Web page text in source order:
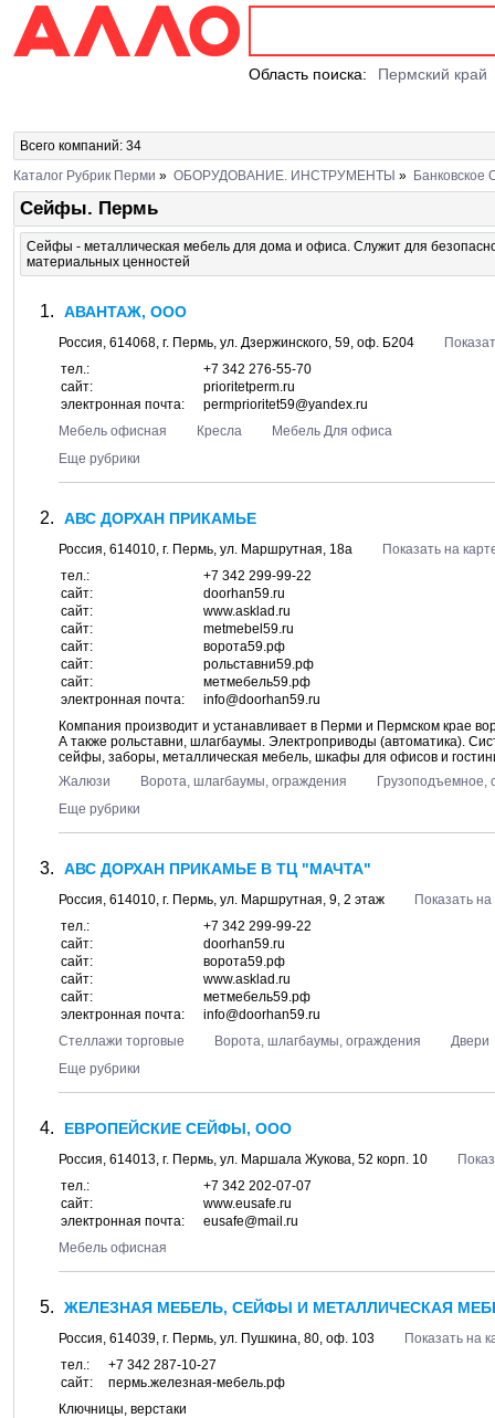
Область поиска: Пермский край
Всего компаний: 34
Каталог Рубрик Перми » ОБОРУДОВАНИЕ. ИНСТРУМЕНТЫ » Банковское
Сейфы. Пермь
Сейфы - металлическая мебель для дома и офиса. Служит для
материальных ценностей
АВАНТАЖ, ООО
Россия, 614068, г. Пермь, ул. Дзержинского, 59, оф. Б204
тел.:
+7 342 276-55-70
сайт:
prioritetperm.ru
электронная почта:
permprioritet59@yandex.ru
Мебель офисная
Кресла
Мебель Для офиса
Еще рубрики
АВС ДОРХАН ПРИКАМЬЕ
Россия, 614010, г. Пермь, ул. Маршрутная, 18а
Показать на
тел.:
+7 342 299-99-22
сайт:
doorhan59.ru
сайт:
www.asklad.ru
сайт:
metmebel59.ru
сайт:
ворота59.рф
сайт:
рольставни59.рф
сайт:
метмебель59.рф
электронная почта:
info@doorhan59.ru
Компания производит и устанавливает в Перми и Пермском крае
А также рольставни, шлагбаумы. Электроприводы (автоматика).
сейфы, заборы, металлическая мебель, шкафы для офисов и
Жалюзи
Ворота, шлагбаумы, ограждения
Грузоподъемное,
Еще рубрики
АВС ДОРХАН ПРИКАМЬЕ В ТЦ "МАЧТА"
Россия, 614010, г. Пермь, ул. Маршрутная, 9, 2 этаж
Показать на
тел.:
+7 342 299-99-22
сайт:
doorhan59.ru
сайт:
ворота59.рф
сайт:
www.asklad.ru
сайт:
метмебель59.рф
электронная почта:
info@doorhan59.ru
Стеллажи торговые
Ворота, шлагбаумы, ограждения
Двери
Еще рубрики
ЕВРОПЕЙСКИЕ СЕЙФЫ, ООО
Россия, 614013, г. Пермь, ул. Маршала Жукова, 52 корп. 10
тел.:
+7 342 202-07-07
сайт:
www.eusafe.ru
электронная почта:
eusafe@mail.ru
Мебель офисная
ЖЕЛЕЗНАЯ МЕБЕЛЬ, СЕЙФЫ И МЕТАЛЛИЧЕСКАЯ
Россия, 614039, г. Пермь, ул. Пушкина, 80, оф. 103
Показать на
тел.:
+7 342 287-10-27
сайт:
пермь.железная-мебель.рф
Ключницы, верстаки